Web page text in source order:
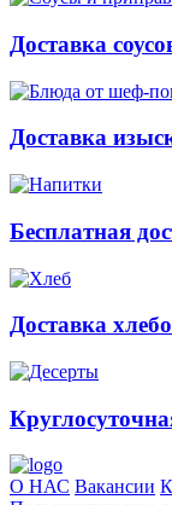
Доставка
Доставка
Бесплатная
Доставка
О НАС Вакансии